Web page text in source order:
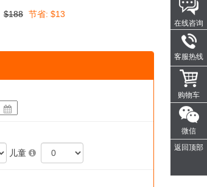
$188 节省: $13
儿童
在线咨询
客服热线
购物车
微信
返回顶部